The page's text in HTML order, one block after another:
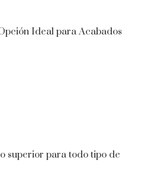
Ideal para Acabados
superior para todo tipo de